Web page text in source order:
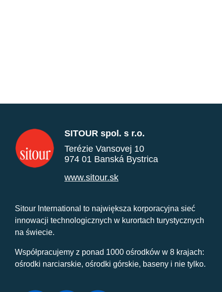
SITOUR spol. s r.o.
Terézie Vansovej 10
974 01 Banská Bystrica
www.sitour.sk
Sitour International to największa korporacyjna sieć
innowacji technologicznych w kurortach turystycznych
na świecie.
Współpracujemy z ponad 1000 ośrodków w 8 krajach:
ośrodki narciarskie, ośrodki górskie, baseny i nie tylko.